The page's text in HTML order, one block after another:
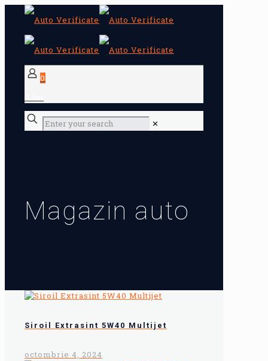
0
✕
Magazin auto
Siroil Extrasint 5W40 Multijet
octombrie 4, 2024